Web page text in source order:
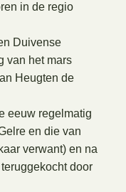
in de regio
Duivense
van het mars
Heugten de
eeuw regelmatig
en die van
verwant) en na
door